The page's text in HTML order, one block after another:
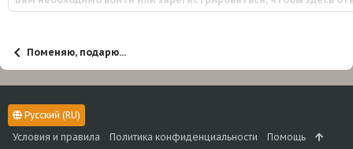
Поменяю, подарю...
Русский (RU)
Условия и правила
Политика конфиденциальности Помощь